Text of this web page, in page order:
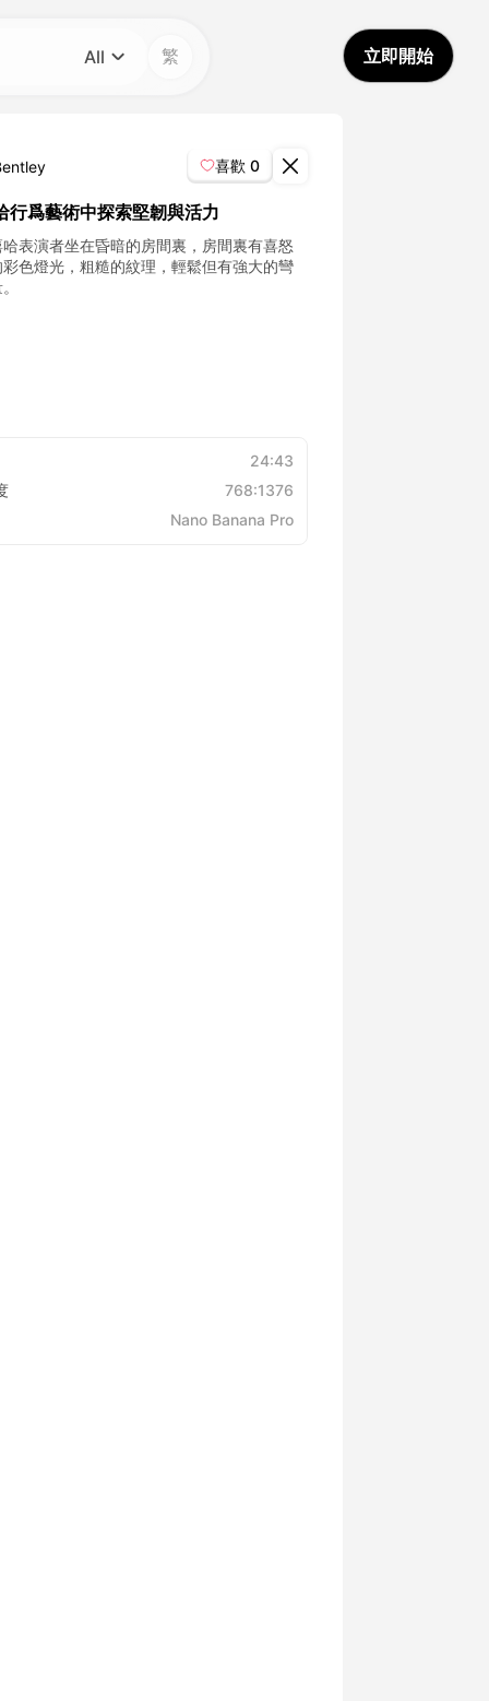
All
Avatar Video
Pet Video
繁 立即開始
喜歡 0
行爲藝術中探索堅韌與活力
表演者坐在昏暗的房間裏，房間裏有喜怒
色燈光，粗糙的紋理，輕鬆但有強大的彎
24:43
768:1376
Nano Banana Pro